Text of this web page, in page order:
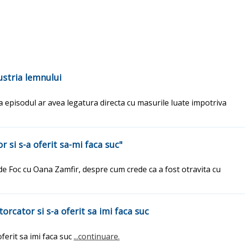
lemnului
ar avea legatura directa cu masurile luate impotriva
si s-a oferit sa-mi faca suc"
cu Oana Zamfir, despre cum crede ca a fost otravita cu
si s-a oferit sa imi faca suc
sa imi faca suc...continuare.